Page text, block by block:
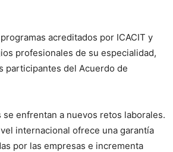
acreditados por ICACIT y
profesionales de su especialidad,
participantes del Acuerdo de
enfrentan a nuevos retos laborales.
internacional ofrece una garantía
por las empresas e incrementa